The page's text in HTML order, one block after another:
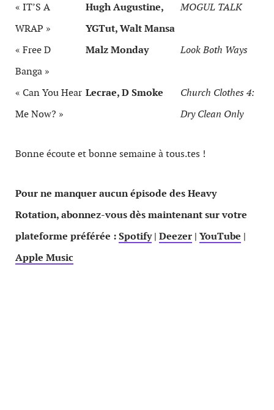
« IT’S A
WRAP »
Hugh Augustine,
YGTut, Walt Mansa
MOGUL TALK
« Free D
Banga »
Malz Monday Look Both Ways
« Can You Hear
Me Now? »
Lecrae, D Smoke
Church Clothes 4:
Dry Clean Only
Bonne écoute et bonne semaine à tous.tes !
Pour ne manquer aucun épisode des Heavy
Rotation, abonnez-vous dès maintenant sur votre
plateforme préférée :Spotify| Deezer | YouTube |
Apple Music